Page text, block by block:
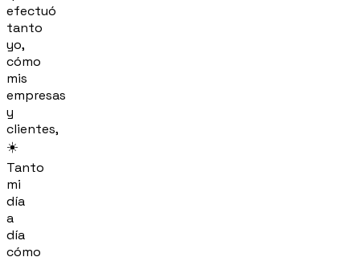
efectuó
tanto
yo,
cómo
mis
empresas
y
clientes,
☀️
Tanto
mi
día
a
día
cómo